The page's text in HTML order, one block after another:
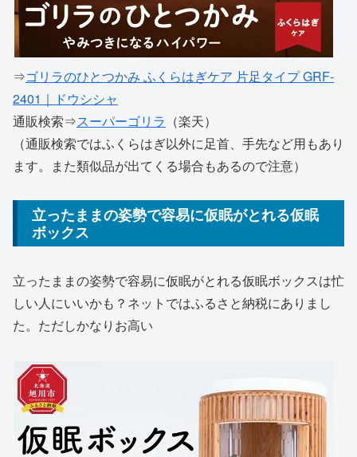
⇒ゴリラのひとつかみ ふくらはぎケア 片足タイプ GRF-
2401｜ドウシシャ
通販検索⇒スーパーゴリラ （楽天）
（通販検索ではふくらはぎ以外に足首、手先など用もあり
ます。また類似品が出てくる場合もあるので注意）
立ったままの姿勢で容易に仮眠がとれる仮眠
ボックス
立ったままの姿勢で容易に仮眠がとれる仮眠ボックスは忙
しい人にいいかも？ネットではふるさと納税にありまし
た。ただしかなりお高い